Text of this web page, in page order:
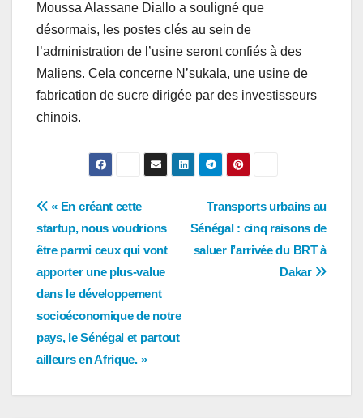
Moussa Alassane Diallo a souligné que
désormais, les postes clés au sein de
l’administration de l’usine seront confiés à des
Maliens. Cela concerne N’sukala, une usine de
fabrication de sucre dirigée par des investisseurs
chinois.
Navigation
de
l’article
Transports urbains au
Sénégal : cinq raisons de
saluer l’arrivée du BRT à
Dakar
« En créant cette
startup, nous voudrions
être parmi ceux qui vont
apporter une plus-value
dans le développement
socioéconomique de notre
pays, le Sénégal et partout
ailleurs en Afrique. »